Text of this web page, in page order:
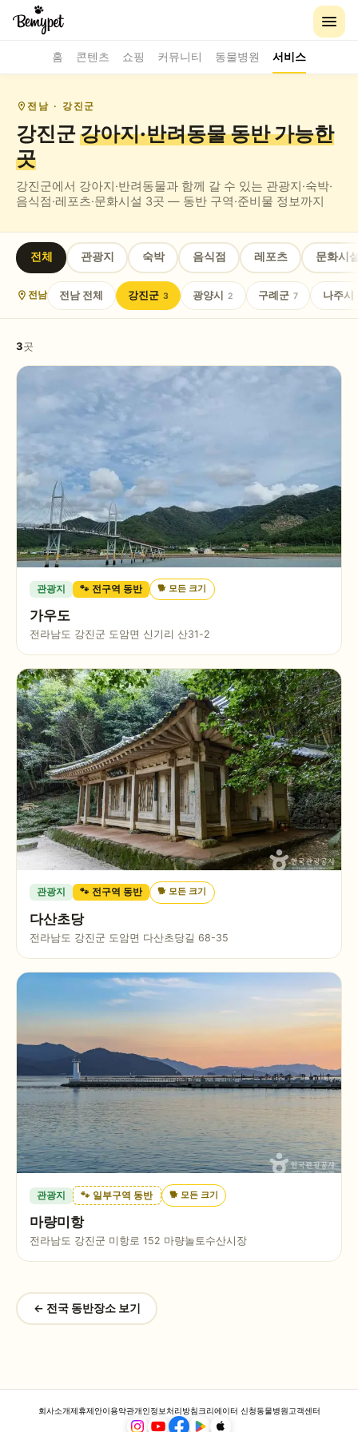
홈 콘텐츠 쇼핑 커뮤니티 동물병원 서비스
전남 · 강진군
강진군강아지·반려동물 동반가능한
곳
강진군에서 강아지·반려동물과 함께 갈 수 있는 관광지·숙박·
음식점·레포츠·문화시설 3곳 — 동반 구역·준비물 정보까지
전체 관광지 숙박 음식점 레포츠 문화시
전남 전남전체 강진군 3 광양시 2 구례군 7 나주시
3곳
관광지 🐾 전구역 동반 🐕모든 크기
가우도
전라남도 강진군 도암면 신기리 산31-2
관광지 🐾 전구역 동반 🐕모든 크기
다산초당
전라남도 강진군 도암면 다산초당길 68-35
관광지 🐾 일부구역 동반 🐕 모든 크기
마량미항
전라남도 강진군 미항로 152 마량놀토수산시장
← 전국 동반장소 보기
회사소개제휴제안이용약관개인정보처리방침크리에이터 신청동물병원고객센터